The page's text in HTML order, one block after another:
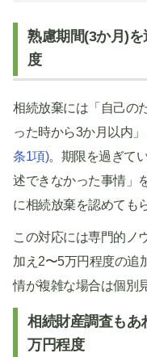
熟慮期間(3か月)
度
相続放棄には「自己の
った時から3か月以内
条1項)。期限を過ぎて
述できなかった事情」
に相続放棄を認めても
この対応には専門的ノ
加え2〜5万円程度の追
情が複雑な場合は個別
相続財産調査もあ
万円程度